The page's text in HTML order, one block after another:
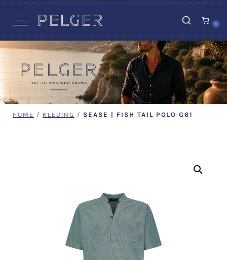
0
HOME / KLEDING / SEASE | FISH TAIL POLO G61